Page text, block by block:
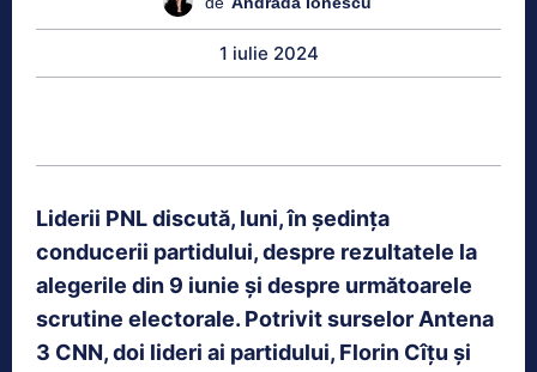
1 iulie 2024
Liderii PNL discută, luni, în ședința
conducerii partidului, despre rezultatele la
alegerile din 9 iunie și despre următoarele
scrutine electorale. Potrivit surselor Antena
3 CNN, doi lideri ai partidului, Florin Cîțu și